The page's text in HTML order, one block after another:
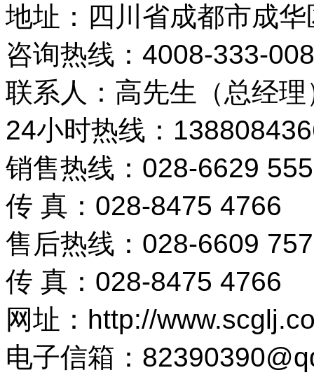
地址：四川省成都市成
咨询热线：4008-333-008
联系人：高先生（总经理
24小时热线：
销售热线：028-6629
传 真：028-8475 4766
售后热线：028-6609
传 真：028-8475 4766
网址：http://
电子信箱：